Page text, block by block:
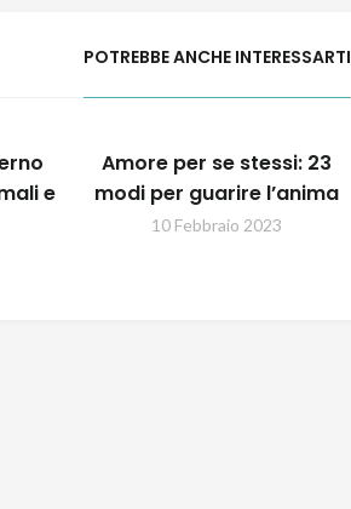
POTREBBE ANCHE INTERESSARTI
e
Amore per se stessi: 23
modi per guarire l’anima
10 Febbraio 2023